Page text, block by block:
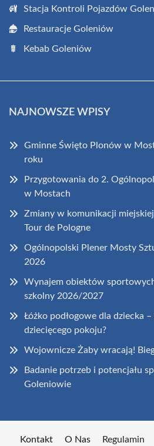
Stacja Kontroli Pojazdów
Restauracje Goleniów
Kebab Goleniów
NAJNOWSZE WPISY
Gminne Święto Plonów w
roku
Przygotowania do 2.
w Mostach
Zmiany w komunikacji
Tour de Pologne
Ogólnopolski Plener Mosty
2026
Wynajem obiektów
szkolny 2026/2027
Łóżko podłogowe dla dziecka
dziecięcego pokoju?
Wojownicze Żaby wracają!
Badanie potrzeb i potencjału
Goleniowie
Kontakt O Nas Regulamin